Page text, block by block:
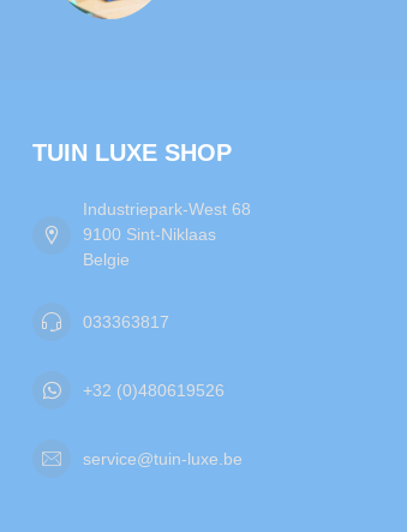
TUIN LUXE SHOP
Industriepark-West 68
9100 Sint-Niklaas
Belgie
033363817
+32 (0)480619526
service@tuin-luxe.be